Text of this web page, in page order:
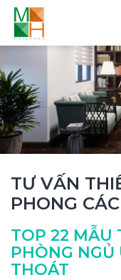
TƯ VẤN
PHONG
TOP 22 MẪU
PHÒNG
THOÁT